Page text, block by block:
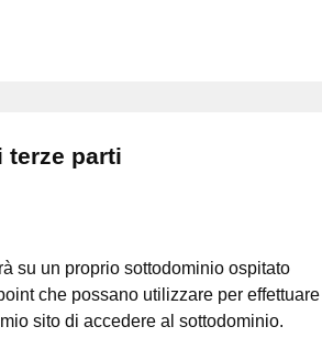
terze parti
su un proprio sottodominio ospitato
che possano utilizzare per effettuare
sito di accedere al sottodominio.